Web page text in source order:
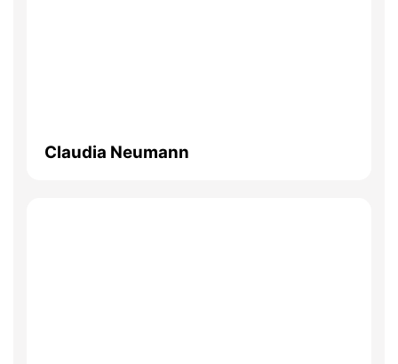
Claudia Neumann